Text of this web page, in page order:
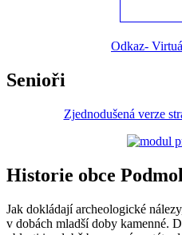
Odkaz-
Senioři
Zjednodušená verze
Historie obce
Jak dokládají archeologické
v dobách mladší doby kamenné.